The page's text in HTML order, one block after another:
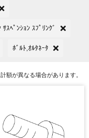
ｻｽﾍﾟﾝｼｮﾝ ｽﾌﾟﾘﾝｸﾞ
ﾎﾞﾙﾄ,ｵﾙﾀﾈｰﾀ
額が異なる場合があります。